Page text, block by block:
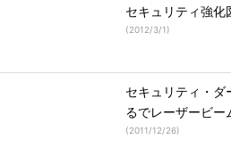
セキュリティ強化
(2012/3/1)
セキュリティ・ダ
るでレーザービー
(2011/12/26)